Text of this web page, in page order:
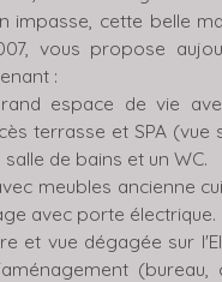
impasse, cette belle
vous propose
:
espace de vie
terrasse et SPA (vue
de bains et un WC.
meubles ancienne
avec porte électrique.
et vue dégagée sur
(bureau,